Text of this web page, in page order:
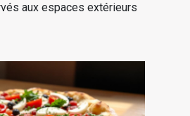
aux espaces extérieurs